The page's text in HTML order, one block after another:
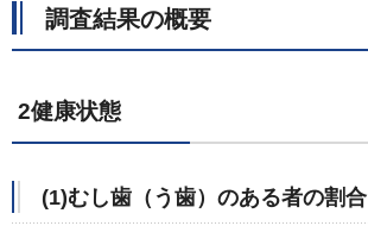
調査結果の概要
2健康状態
(1)むし歯（う歯）のある者の割合